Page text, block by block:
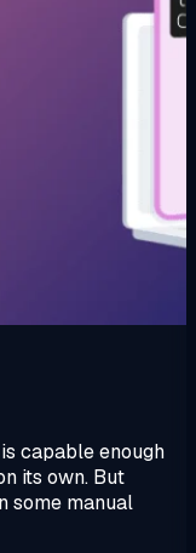
capable enough
its own. But
some manual